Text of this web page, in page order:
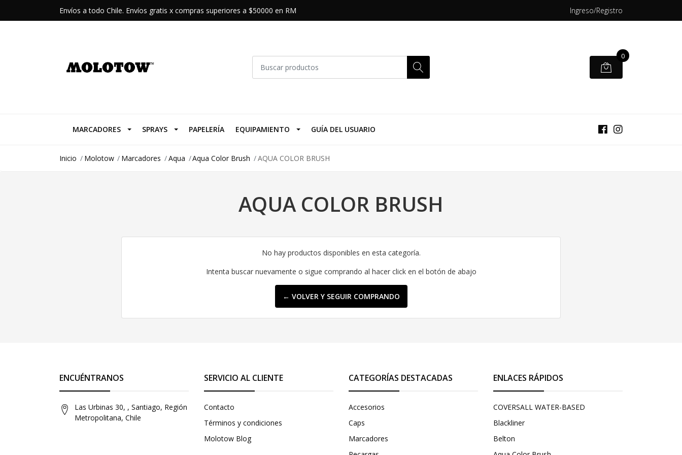
Envíos a todo Chile. Envíos gratis x compras superiores a $50000 en RM Ingreso/Registro
0
MARCADORES SPRAYS PAPELERÍA EQUIPAMIENTO GUÍA DEL USUARIO
Inicio Molotow Marcadores Aqua Aqua Color Brush AQUA COLOR BRUSH
AQUA COLOR BRUSH
No hay productos disponibles en esta categoría.
Intenta buscar nuevamente o sigue comprando al hacer click en el botón de abajo
← VOLVER Y SEGUIR COMPRANDO
ENCUÉNTRANOS
Las Urbinas 30, , Santiago, Región
Metropolitana, Chile
SERVICIO AL CLIENTE
Contacto
Términos y condiciones
Molotow Blog
CATEGORÍAS DESTACADAS
Accesorios
Caps
Marcadores
ENLACES RÁPIDOS
COVERSALL WATER-BASED
Blackliner
Belton